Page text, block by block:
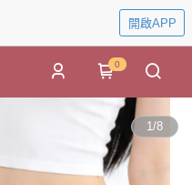
開啟APP
0
1/8